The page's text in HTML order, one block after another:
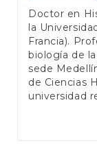
Doctor en
la
Francia).
biología de
sede
de Ciencias
universidad